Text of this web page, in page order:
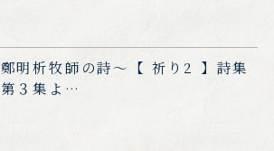
鄭明析牧師の詩～【 祈り2 】詩集
第３集よ…